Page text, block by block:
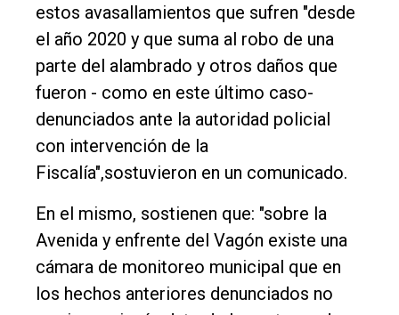
Cultura
Entrevistas
Rural
Deportes
Fúnebres
Edición
Empresa
Nosotros
Contacto
estos avasallamientos que sufren "desde
el año 2020 y que suma al robo de una
parte del alambrado y otros daños que
fueron - como en este último caso-
denunciados ante la autoridad policial
con intervención de la
Fiscalía",sostuvieron en un comunicado.
En el mismo, sostienen que: "sobre la
Avenida y enfrente del Vagón existe una
cámara de monitoreo municipal que en
los hechos anteriores denunciados no